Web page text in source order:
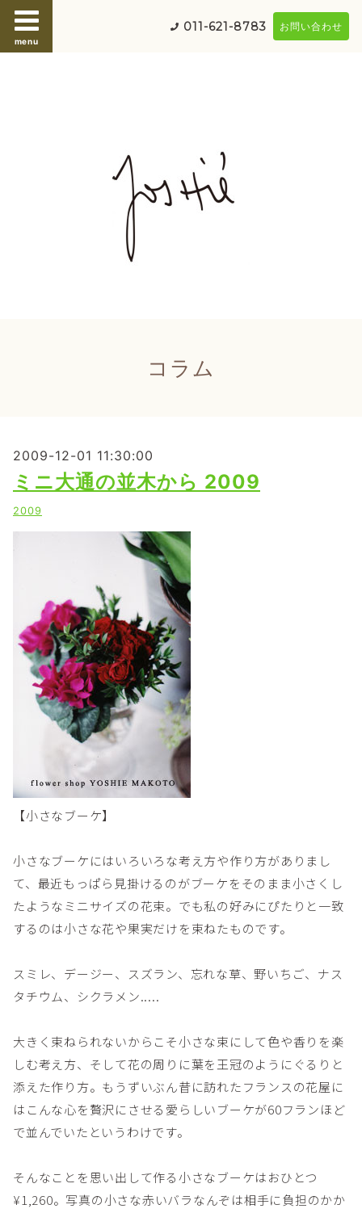
menu
011-621-8783 お問い合わせ
コラム
2009-12-01 11:30:00
ミニ大通の並木から 2009
2009
【小さなブーケ】
小さなブーケにはいろいろな考え方や作り方がありまし
て、最近もっぱら見掛けるのがブーケをそのまま小さくし
たようなミニサイズの花束。でも私の好みにぴたりと一致
するのは小さな花や果実だけを束ねたものです。
スミレ、デージー、スズラン、忘れな草、野いちご、ナス
タチウム、シクラメン.....
大きく束ねられないからこそ小さな束にして色や香りを楽
しむ考え方、そして花の周りに葉を王冠のようにぐるりと
添えた作り方。もうずいぶん昔に訪れたフランスの花屋に
はこんな心を贅沢にさせる愛らしいブーケが60フランほど
で並んでいたというわけです。
そんなことを思い出して作る小さなブーケはおひとつ
¥1,260。写真の小さな赤いバラなんぞは相手に負担のかか